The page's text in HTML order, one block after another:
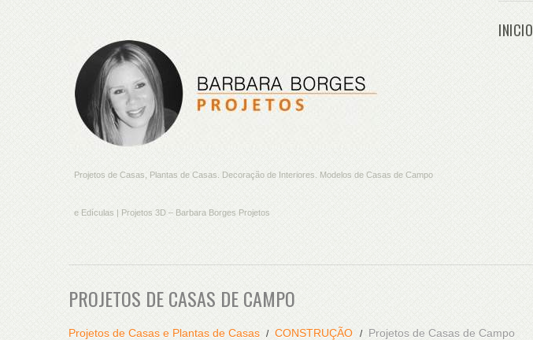
Projetos de Casas, Plantas de Casas. Decoração de Interiores. Modelos de Casas de Campo
e Edículas | Projetos 3D – Barbara Borges Projetos
INICIO
PROJETOS DE CASAS DE CAMPO
Projetos de Casas e Plantas de Casas CONSTRUÇÃO Projetos de Casas de Campo